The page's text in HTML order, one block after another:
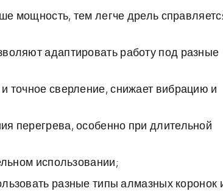
мощность, тем легче дрель
адаптировать работу под разные
точное сверление, снижает вибрацию и
перегрева, особенно при длительной
использовании;
разные типы алмазных коронок